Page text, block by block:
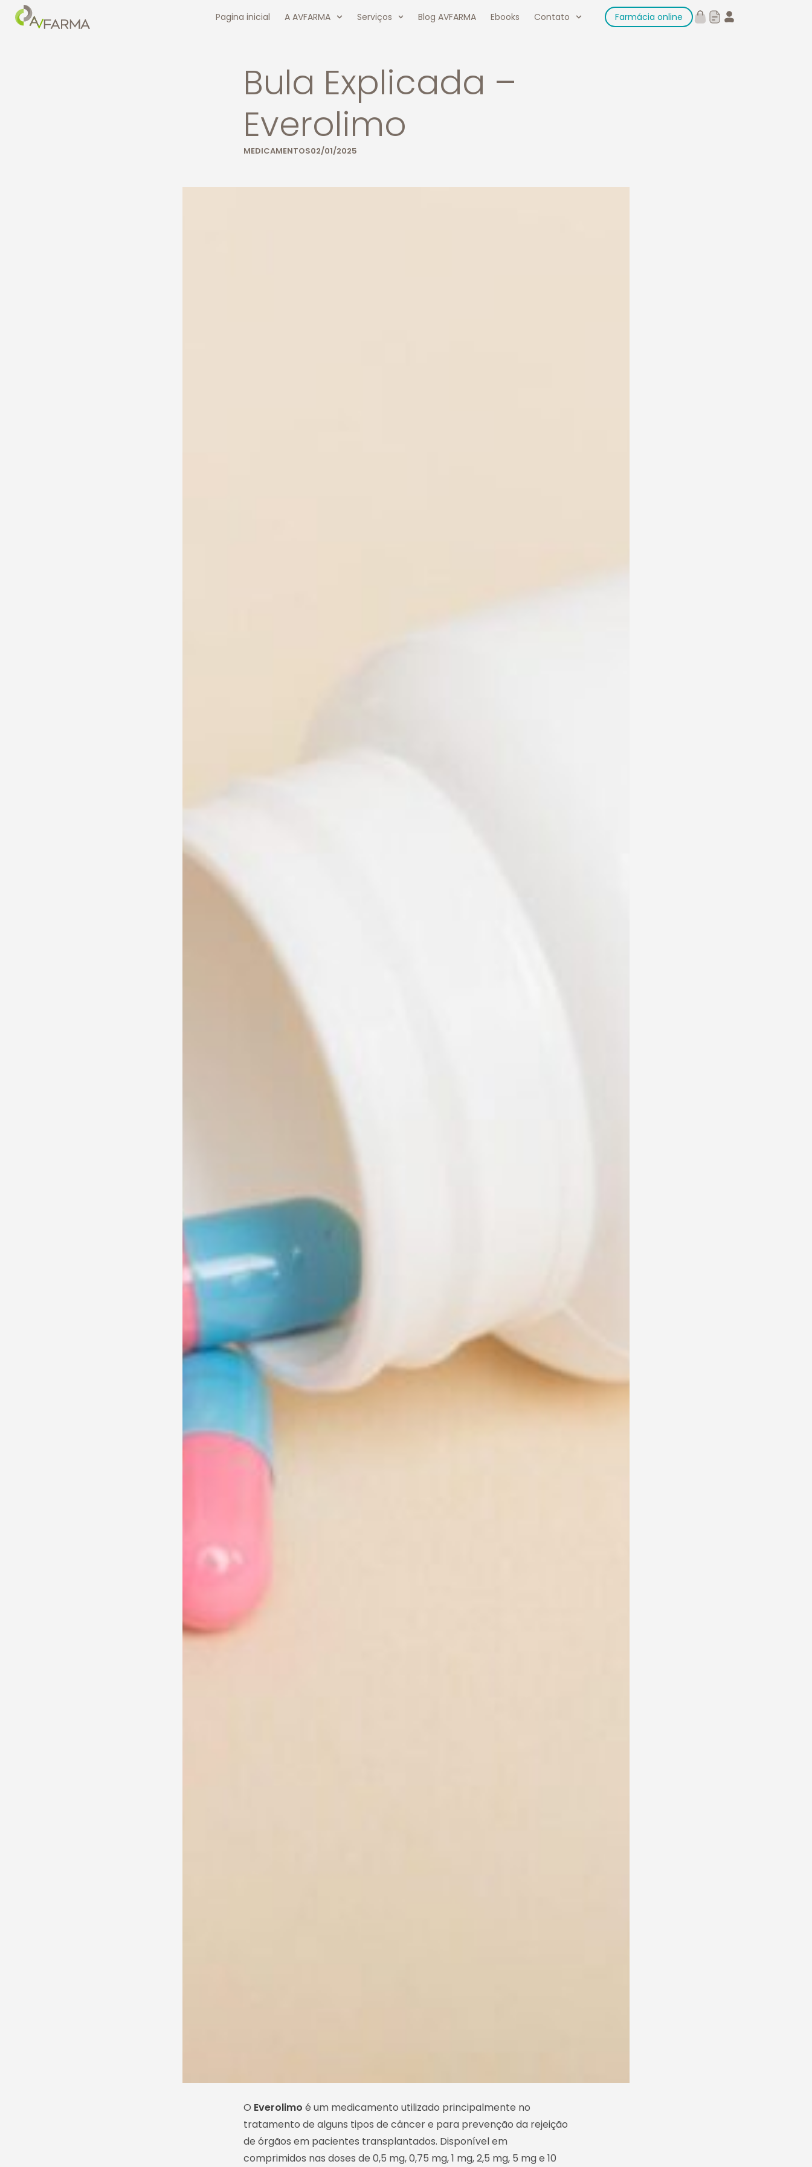
Pagina inicial A AVFARMA Serviços Blog AVFARMA Ebooks Contato Farmácia online
Bula Explicada –
Everolimo
MEDICAMENTOS02/01/2025
O Everolimo é um medicamento utilizado principalmente no
tratamento de alguns tipos de câncer e para prevenção da rejeição
de órgãos em pacientes transplantados. Disponível em
comprimidos nas doses de 0,5 mg, 0,75 mg, 1 mg, 2,5 mg, 5 mg e 10